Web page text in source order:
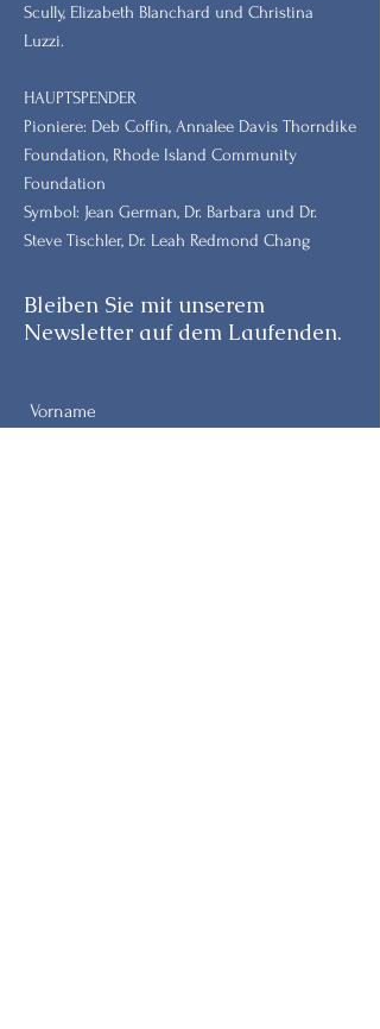
Scully, Elizabeth Blanchard und Christina
Luzzi.
HAUPTSPENDER
Pioniere: Deb Coffin, Annalee Davis Thorndike
Foundation, Rhode Island Community
Foundation
Symbol: Jean German, Dr. Barbara und Dr.
Steve Tischler, Dr. Leah Redmond Chang
Bleiben Sie mit unserem
Newsletter auf dem Laufenden.
Vorname